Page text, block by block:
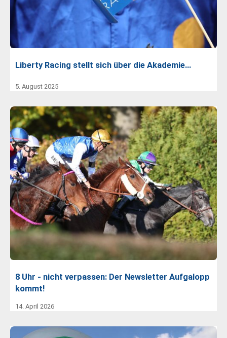
Liberty Racing stellt sich über die Akademie…
5. August 2025
8 Uhr - nicht verpassen: Der Newsletter Aufgalopp
kommt!
14. April 2026